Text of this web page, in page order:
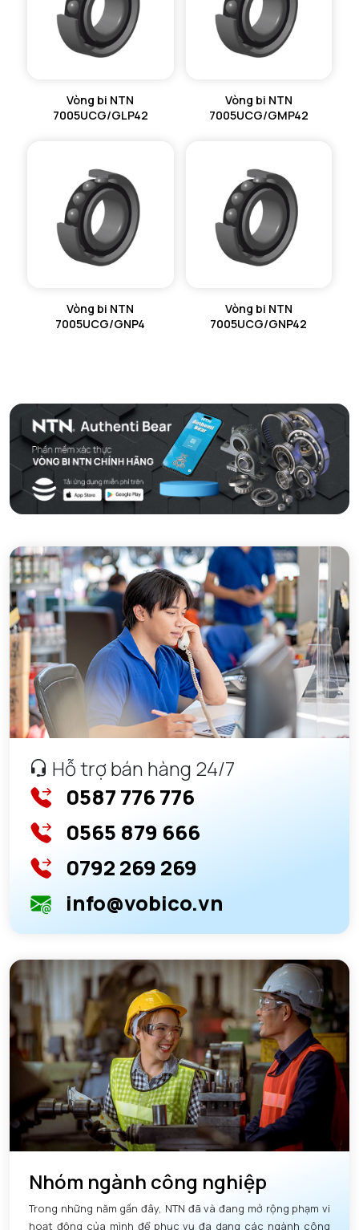
Vòng bi NTN
7005UCG/GLP42
Vòng bi NTN
7005UCG/GMP42
Vòng bi NTN
7005UCG/GNP4
Vòng bi NTN
7005UCG/GNP42
Hỗ trợ bán hàng 24/7
0587 776 776
0565 879 666
0792 269 269
info@vobico.vn
Nhóm ngành công nghiệp
Trong những năm gần đây, NTN đã và đang mở rộng phạm vi
hoạt động của mình để phục vụ đa dạng các ngành công